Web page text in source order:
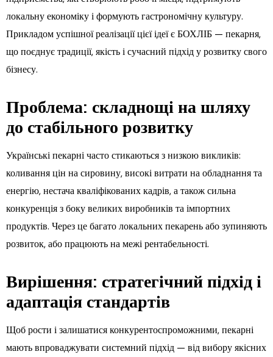
локальну економіку і формують гастрономічну культуру.
Прикладом успішної реалізації цієї ідеї є БОХЛІБ — пекарня,
що поєднує традиції, якість і сучасний підхід у розвитку свого
бізнесу.
Проблема: складнощі на шляху
до стабільного розвитку
Українські пекарні часто стикаються з низкою викликів:
коливання цін на сировину, високі витрати на обладнання та
енергію, нестача кваліфікованих кадрів, а також сильна
конкуренція з боку великих виробників та імпортних
продуктів. Через це багато локальних пекарень або зупиняють
розвиток, або працюють на межі рентабельності.
Вирішення: стратегічний підхід і
адаптація стандартів
Щоб рости і залишатися конкурентоспроможними, пекарні
мають впроваджувати системний підхід — від вибору якісних